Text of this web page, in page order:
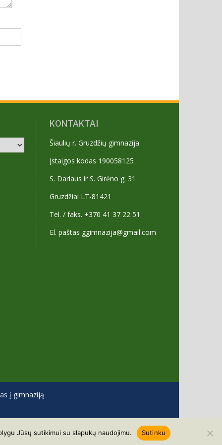
KONTAKTAI
Šiaulių r. Gruzdžių gimnazija
Įstaigos kodas 190058125
S. Dariaus ir S. Girėno g. 31
Gruzdžiai LT-81421
Tel. / faks. +370 41 37 22 51
El. paštas ggimnazija@gmail.com
į gimnaziją
Jūsų sutikimui su slapukų naudojimu. Sutinku